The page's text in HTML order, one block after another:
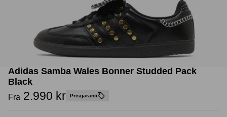
Jordans
BAPE - A Bathing Ape
TSS Collection
Accessories Sneaker boks
Adidas Samba Wales Bonner Studded Pack
Black
Fra 2.990 kr Prisgaranti